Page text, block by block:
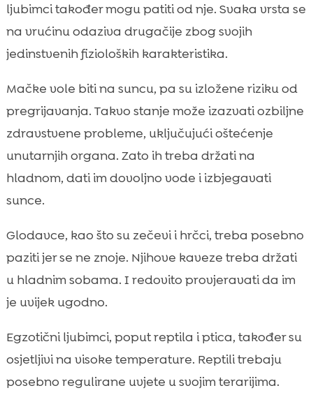
ljubimci također mogu patiti od nje. Svaka vrsta se
na vrućinu odaziva drugačije zbog svojih
jedinstvenih fizioloških karakteristika.
Mačke vole biti na suncu, pa su izložene riziku od
pregrijavanja. Takvo stanje može izazvati ozbiljne
zdravstvene probleme, uključujući oštećenje
unutarnjih organa. Zato ih treba držati na
hladnom, dati im dovoljno vode i izbjegavati
sunce.
Glodavce, kao što su zečevi i hrčci, treba posebno
paziti jer se ne znoje. Njihove kaveze treba držati
u hladnim sobama. I redovito provjeravati da im
je uvijek ugodno.
Egzotični ljubimci, poput reptila i ptica, također su
osjetljivi na visoke temperature. Reptili trebaju
posebno regulirane uvjete u svojim terarijima.